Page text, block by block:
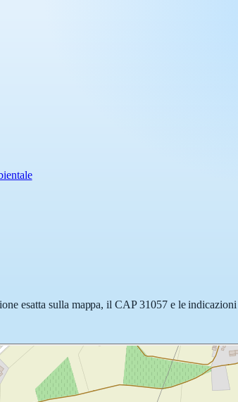
esatta sulla mappa, il CAP 31057 e le